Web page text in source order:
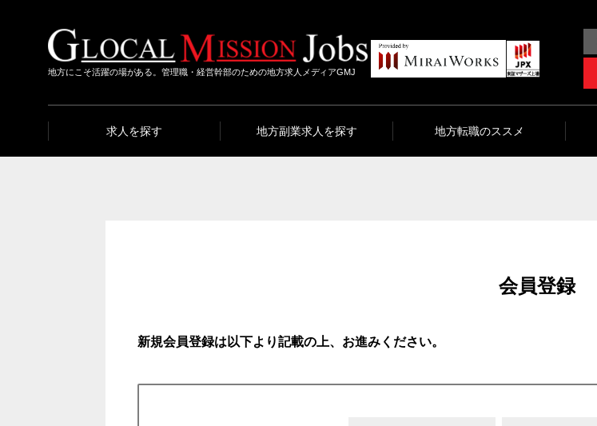
地方にこそ活躍の場がある。管理職・経営幹部のための地方求人メディアGMJ
求人を探す 地方副業求人を探す 地方転職のススメ
会員登録
新規会員登録は以下より記載の上、お進みください。